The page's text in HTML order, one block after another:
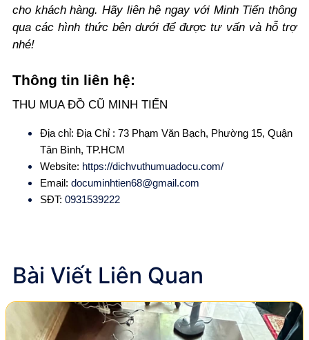
cho khách hàng. Hãy liên hệ ngay với Minh Tiến thông
qua các hình thức bên dưới để được tư vấn và hỗ trợ
nhé!
Thông tin liên hệ:
THU MUA ĐỒ CŨ MINH TIẾN
Địa chỉ: Địa Chỉ : 73 Phạm Văn Bạch, Phường 15, Quận
Tân Bình, TP.HCM
Website: https://dichvuthumuadocu.com/
Email: documinhtien68@gmail.com
SĐT: 0931539222
Bài Viết Liên Quan